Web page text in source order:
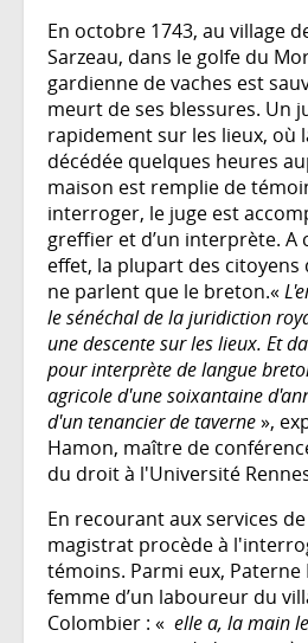
En octobre 1743, au village
Sarzeau, dans le golfe du
gardienne de vaches est
meurt de ses blessures. Un
rapidement sur les lieux, où
décédée quelques heures
maison est remplie de
interroger, le juge est
greffier et d’un interprète. A
effet, la plupart des citoyens
ne parlent que le breton.«
le sénéchal de la juridiction
une descente sur les lieux. Et
pour interprète de langue
agricole d'une soixantaine
d'un tenancier de taverne»,
Hamon, maître de
du droit à l'Université
En recourant aux services
magistrat procède à
témoins. Parmi eux, Paterne
femme d’un laboureur du
Colombier : « elle a, la main